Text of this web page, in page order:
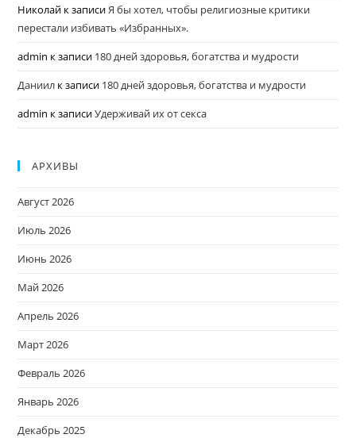
Николай к записиЯ бы хотел, чтобы религиозные критики
перестали избивать «Избранных».
admin к записи 180 дней здоровья, богатства и мудрости
Даниил к записи 180 дней здоровья, богатства и мудрости
admin к записиУдерживай их от секса
АРХИВЫ
Август 2026
Июль 2026
Июнь 2026
Май 2026
Апрель 2026
Март 2026
Февраль 2026
Январь 2026
Декабрь 2025